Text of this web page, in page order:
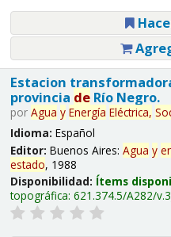
Estacion
provincia deRío Negro.
por Agua y Energía Eléctrica,
Idioma: Español
Editor: Buenos Aires: Agua y
estado, 1988
Disponibilidad: Ítems
topográfica: 621.374.5/A282/v.3